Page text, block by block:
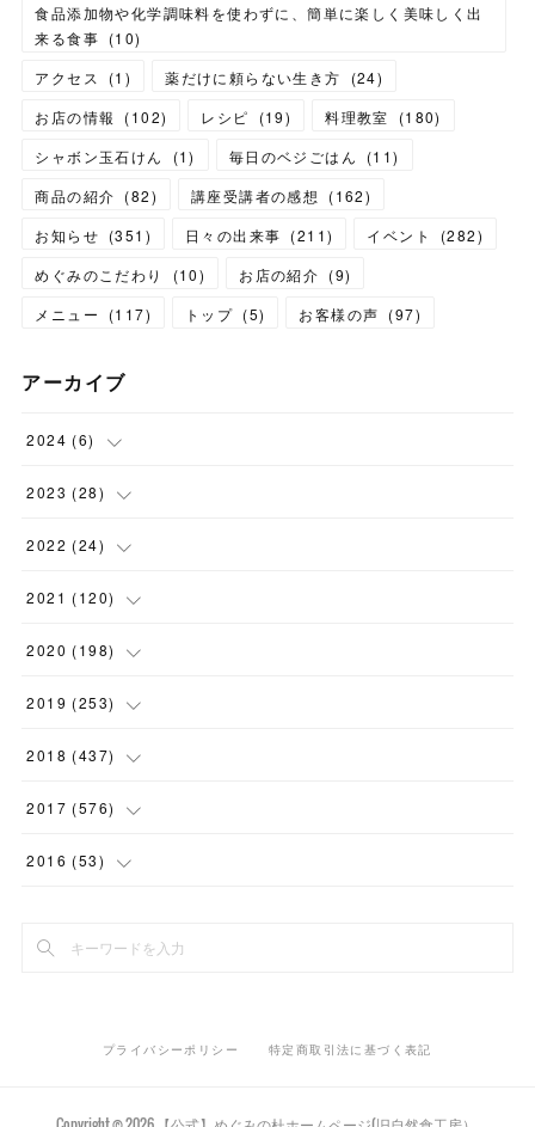
食品添加物や化学調味料を使わずに、簡単に楽しく美味しく出
来る食事 (10)
アクセス
(1 ) 薬だけに頼らない生き方 (24)
お店の情報
(102) レシピ (19) 料理教室 (180)
シャボン玉石けん
(1) 毎日のベジごはん (11)
商品の紹介 (82) 講座受講者の感想 (162)
お知らせ (351 ) 日々の出来事 (211) イベント (282)
めぐみのこだわり
(10) お店の紹介 (9)
メニュー
(117) トップ (5) お客様の声 (97)
アーカイブ
2024 (6)
(1)
(1 )
(1)
( 1 )
2023 (28)
(2)
(1)
(1)
(2 )
(2)
2022 (24)
(5)
(2)
(2)
( 1 )
(3)
2021 (120)
(12)
(3)
(1)
(9)
(19)
14)
2020 (198)
(12)
(11)
(12)
(22
(17)
15)
2019 (253)
(14)
(27)
(22
(32)
20)
2018 (437)
(23)
(24
( 14)
33)
2017 (576)
(44
44)
37)
2016 (53)
20)
プライバシーポリシー 特定商取引法に基づく表記